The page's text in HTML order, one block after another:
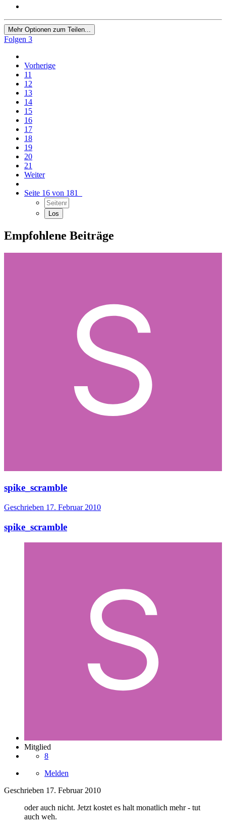
Mehr Optionen zum Teilen...
Folgen 3
Vorherige
11
12
13
14
15
16
17
18
19
20
21
Weiter
Seite 16 von 181
Empfohlene Beiträge
spike_scramble
Geschrieben 17. Februar 2010
spike_scramble
Mitglied
8
Melden
Geschrieben 17. Februar 2010
oder auch nicht. Jetzt kostet es halt monatlich mehr - tut
auch weh.